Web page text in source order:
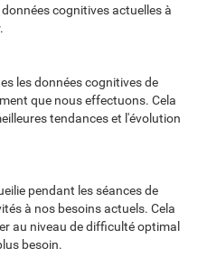
cognitives actuelles à
les données cognitives de
que nous effectuons. Cela
tendances et l'évolution
pendant les séances de
à nos besoins actuels. Cela
au niveau de difficulté optimal
besoin.